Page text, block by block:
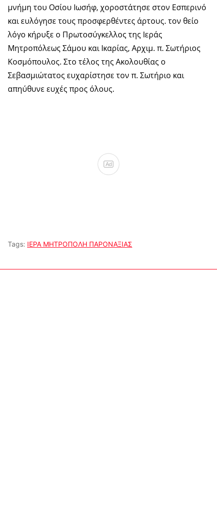
μνήμη του Οσίου Ιωσήφ, χοροστάτησε στον Εσπερινό
και ευλόγησε τους προσφερθέντες άρτους. τον θείο
λόγο κήρυξε ο Πρωτοσύγκελλος της Ιεράς
Μητροπόλεως Σάμου και Ικαρίας, Αρχιμ. π. Σωτήριος
Κοσμόπουλος. Στο τέλος της Ακολουθίας ο
Σεβασμιώτατος ευχαρίστησε τον π. Σωτήριο και
απηύθυνε ευχές προς όλους.
Ad
Tags: ΙΕΡΑ ΜΗΤΡΟΠΟΛΗ ΠΑΡΟΝΑΞΙΑΣ